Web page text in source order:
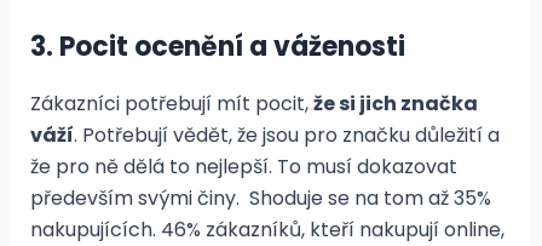
3. Pocit ocenění a váženosti
Zákazníci potřebují mít pocit,že si jich značka
váží. Potřebují vědět, že jsou pro značku důležití a
že pro ně dělá to nejlepší. To musí dokazovat
především svými činy. Shoduje se na tom až 35%
nakupujících. 46% zákazníků, kteří nakupují online,